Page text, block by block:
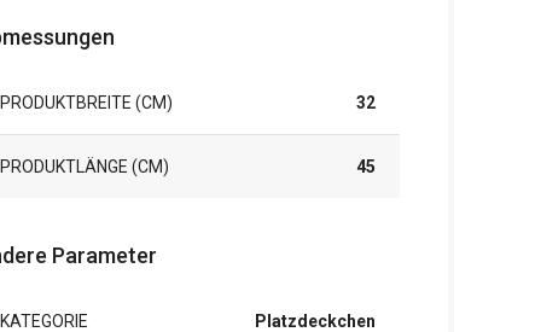
PRODUKTBREITE (CM) 32
PRODUKTLÄNGE (CM) 45
Parameter
KATEGORIE Platzdeckchen